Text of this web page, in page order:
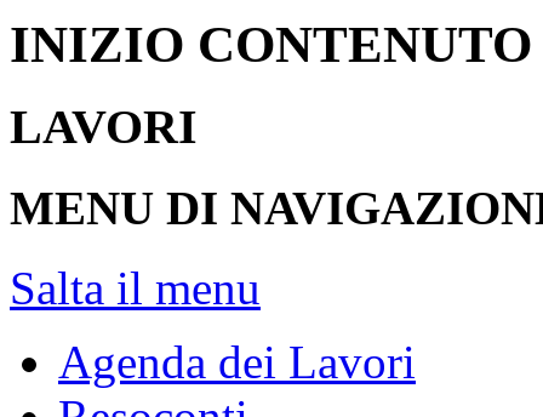
INIZIO CONTENUTO
LAVORI
MENU DI
Salta il menu
Agenda dei Lavori